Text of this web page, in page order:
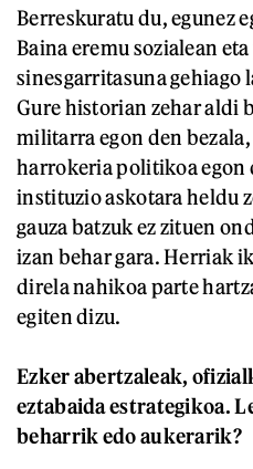
Berreskuratu du, egunez
Baina eremu sozialean
sinesgarritasuna gehiago
Gure historian zehar aldi
militarra egon den
harrokeria politikoa egon
instituzio askotara heldu
gauza batzuk ez zituen
izan behar gara. Herriak
direla nahikoa parte
egiten dizu.
Ezker abertzaleak,
eztabaida estrategikoa.
beharrik edo aukerarik?